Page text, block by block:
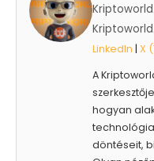
LinkedIn | X
A
hogyan
döntéseit,